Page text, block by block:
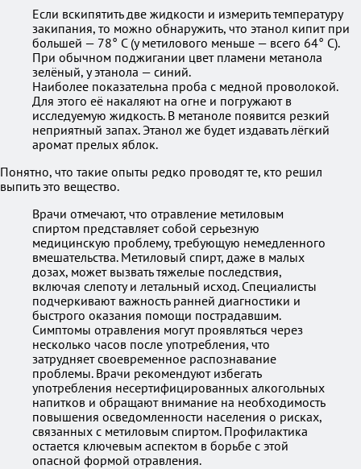
Если вскипятить две жидкости и измерить температуру
закипания, то можно обнаружить, что этанол кипит при
большей — 78° C (у метилового меньше — всего 64° C).
При обычном поджигании цвет пламени метанола
зелёный, у этанола — синий.
Наиболее показательна проба с медной проволокой.
Для этого её накаляют на огне и погружают в
исследуемую жидкость. В метаноле появится резкий
неприятный запах. Этанол же будет издавать лёгкий
аромат прелых яблок.
Понятно, что такие опыты редко проводят те, кто решил
выпить это вещество.
Врачи отмечают, что отравление метиловым
спиртом представляет собой серьезную
медицинскую проблему, требующую немедленного
вмешательства. Метиловый спирт, даже в малых
дозах, может вызвать тяжелые последствия,
включая слепоту и летальный исход. Специалисты
подчеркивают важность ранней диагностики и
быстрого оказания помощи пострадавшим.
Симптомы отравления могут проявляться через
несколько часов после употребления, что
затрудняет своевременное распознавание
проблемы. Врачи рекомендуют избегать
употребления несертифицированных алкогольных
напитков и обращают внимание на необходимость
повышения осведомленности населения о рисках,
связанных с метиловым спиртом. Профилактика
остается ключевым аспектом в борьбе с этой
опасной формой отравления.